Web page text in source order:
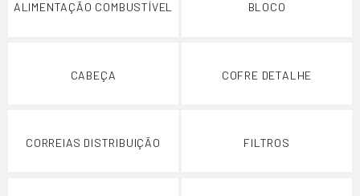
ALIMENTAÇÃO COMBUSTÍVEL BLOCO
CABEÇA COFRE DETALHE
CORREIAS DISTRIBUIÇÃO FILTROS